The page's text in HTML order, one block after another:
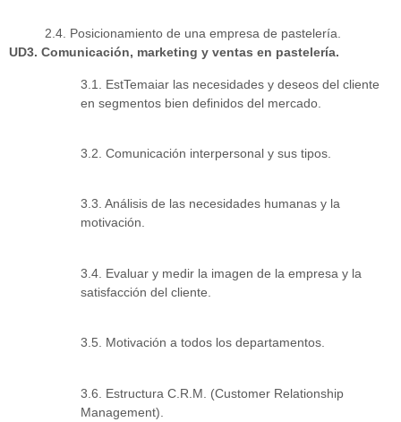
2.4. Posicionamiento de una empresa de pastelería.
UD3. Comunicación, marketing y ventas en pastelería.
3.1. EstTemaiar las necesidades y deseos del cliente
en segmentos bien definidos del mercado.
3.2. Comunicación interpersonal y sus tipos.
3.3. Análisis de las necesidades humanas y la
motivación.
3.4. Evaluar y medir la imagen de la empresa y la
satisfacción del cliente.
3.5. Motivación a todos los departamentos.
3.6. Estructura C.R.M. (Customer Relationship
Management).